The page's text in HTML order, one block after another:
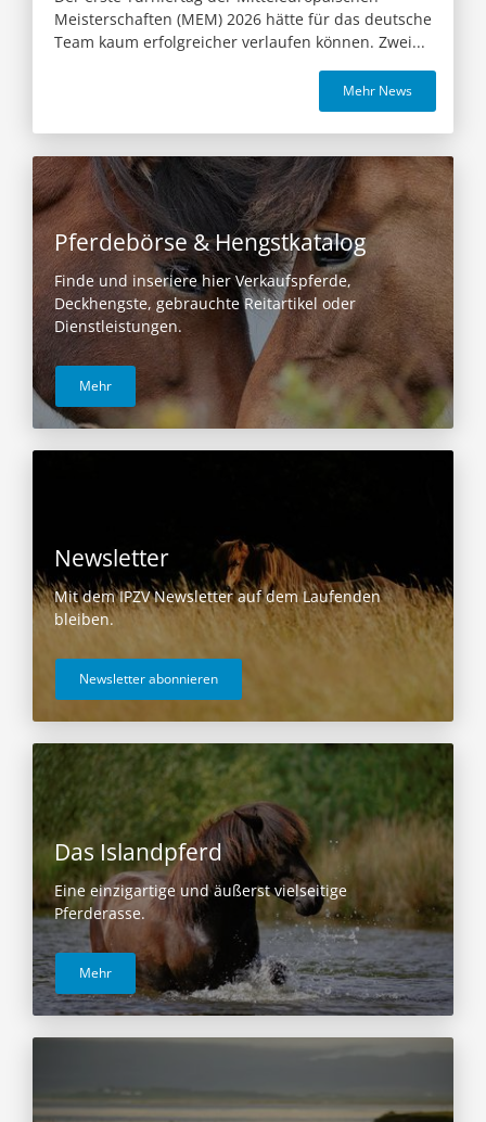
Meisterschaften (MEM) 2026 hätte für das deutsche
Team kaum erfolgreicher verlaufen können. Zwei...
Mehr News
Pferdebörse & Hengstkatalog
Finde und inseriere hier Verkaufspferde,
Deckhengste, gebrauchte Reitartikel oder
Dienstleistungen.
Mehr
Newsletter
Mit dem IPZV Newsletter auf dem Laufenden
bleiben.
Newsletter abonnieren
Das Islandpferd
Eine einzigartige und äußerst vielseitige
Pferderasse.
Mehr